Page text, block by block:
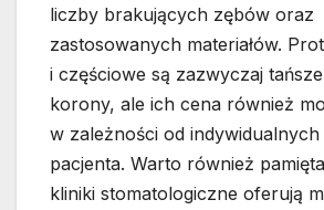
liczby brakujących zębów oraz
zastosowanych materiałów.
i częściowe są zazwyczaj
korony, ale ich cena również
w zależności od
pacjenta. Warto również
kliniki stomatologiczne oferują